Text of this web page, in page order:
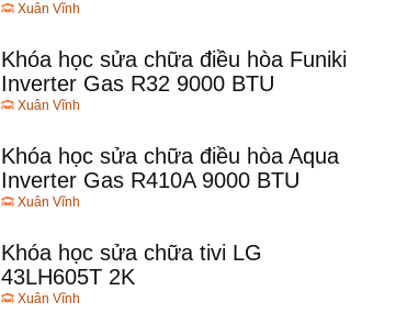
Xuân Vĩnh
Khóa học sửa chữa điều hòa Funiki
Inverter Gas R32 9000 BTU
Xuân Vĩnh
Khóa học sửa chữa điều hòa Aqua
Inverter Gas R410A 9000 BTU
Xuân Vĩnh
Khóa học sửa chữa tivi LG
43LH605T 2K
Xuân Vĩnh